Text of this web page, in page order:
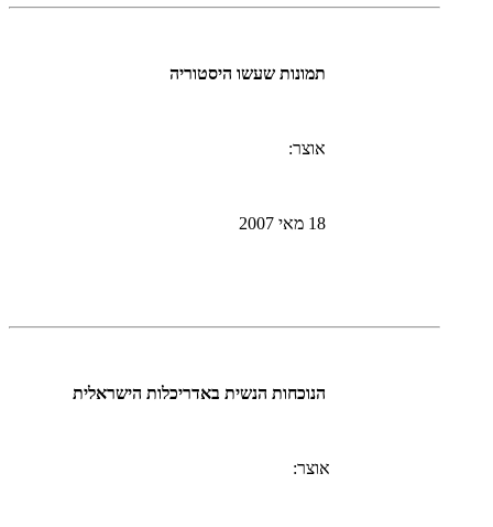
תמונות שעשו היסטוריה
אוצר:
הנוכחות הנשית באדריכלות הישראלית
אוצר: